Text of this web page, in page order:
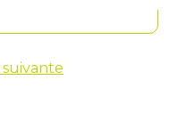
suivante